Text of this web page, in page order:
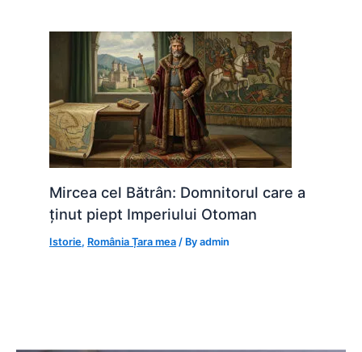
Mircea cel Bătrân: Domnitorul care a
ținut piept Imperiului Otoman
Istorie, România Țara mea / Byadmin